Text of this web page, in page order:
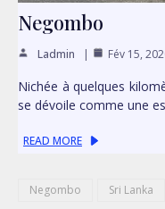
Negombo
Ladmin Fév 15,
Nichée à quelques
se dévoile comme une
READ MORE
Negombo Sri Lanka